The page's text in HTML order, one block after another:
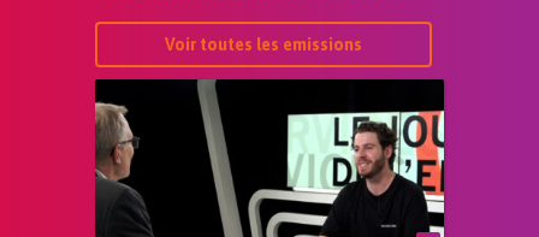
Voir toutes les emissions